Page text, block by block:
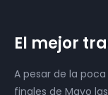
El mejor
A pesar de la
finales de Mayo